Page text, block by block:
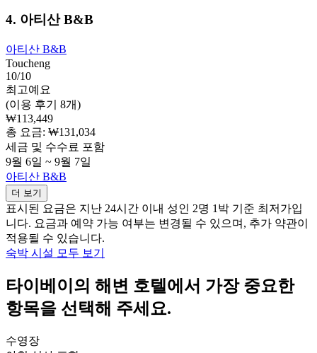
4. 아티산 B&B
아티산 B&B
Toucheng
10/10
최고예요
(이용 후기 8개)
₩113,449
총 요금: ₩131,034
세금 및 수수료 포함
9월 6일 ~ 9월 7일
아티산 B&B
더 보기
표시된 요금은 지난 24시간 이내 성인 2명 1박 기준 최저가입
니다. 요금과 예약 가능 여부는 변경될 수 있으며, 추가 약관이
적용될 수 있습니다.
숙박 시설 모두 보기
타이베이의 해변 호텔에서 가장 중요한
항목을 선택해 주세요.
수영장